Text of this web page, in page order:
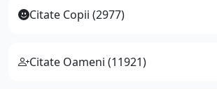
Citate Copii (2977)
Citate Oameni (11921)